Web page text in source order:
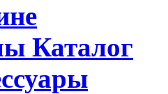
Каталог